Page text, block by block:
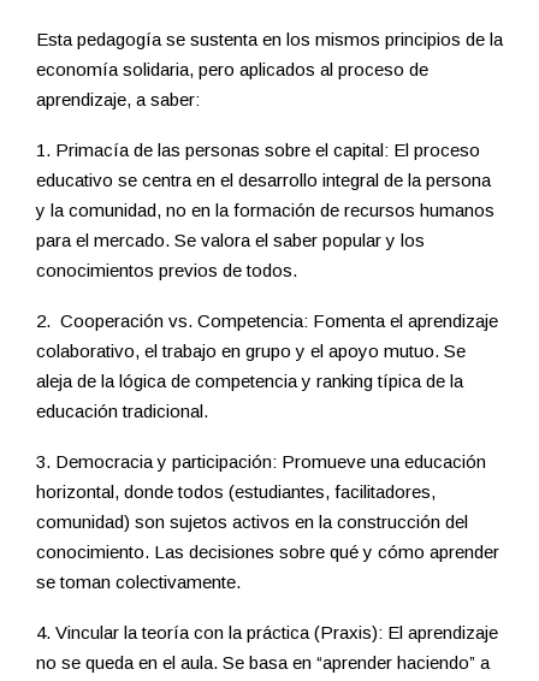
Esta pedagogía se sustenta en los mismos principios de la
economía solidaria, pero aplicados al proceso de
aprendizaje, a saber:
1. Primacía de las personas sobre el capital: El proceso
educativo se centra en el desarrollo integral de la persona
y la comunidad, no en la formación de recursos humanos
para el mercado. Se valora el saber popular y los
conocimientos previos de todos.
2. Cooperación vs. Competencia: Fomenta el aprendizaje
colaborativo, el trabajo en grupo y el apoyo mutuo. Se
aleja de la lógica de competencia y ranking típica de la
educación tradicional.
3. Democracia y participación: Promueve una educación
horizontal, donde todos (estudiantes, facilitadores,
comunidad) son sujetos activos en la construcción del
conocimiento. Las decisiones sobre qué y cómo aprender
se toman colectivamente.
4. Vincular la teoría con la práctica (Praxis): El aprendizaje
no se queda en el aula. Se basa en “aprender haciendo” a